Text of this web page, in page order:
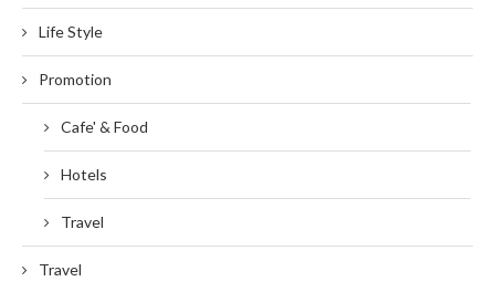
Life Style
Promotion
Cafe' & Food
Hotels
Travel
Travel